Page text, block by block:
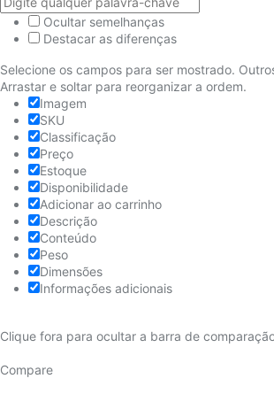
Ocultar semelhanças
Destacar as diferenças
Selecione os campos para ser mostrado.
Arrastar e soltar para reorganizar a ordem.
Imagem
SKU
Classificação
Preço
Estoque
Disponibilidade
Adicionar ao carrinho
Descrição
Conteúdo
Peso
Dimensões
Informações adicionais
Clique fora para ocultar a barra de
Compare